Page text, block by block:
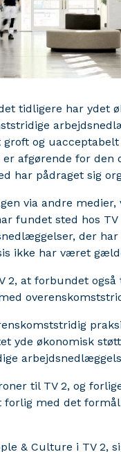
tidligere har ydet
og
afgørende for den
har pådraget sig
via andre
fundet sted hos
der
ikke har været
2, at forbundet
yde økonomisk
til TV 2, og
forlig med det
& Culture i TV 2,